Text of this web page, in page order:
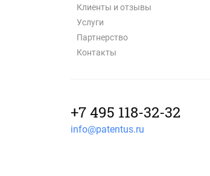
Клиенты и отзывы
Услуги
Партнерство
Контакты
+7 495 118-32-32
info@patentus.ru